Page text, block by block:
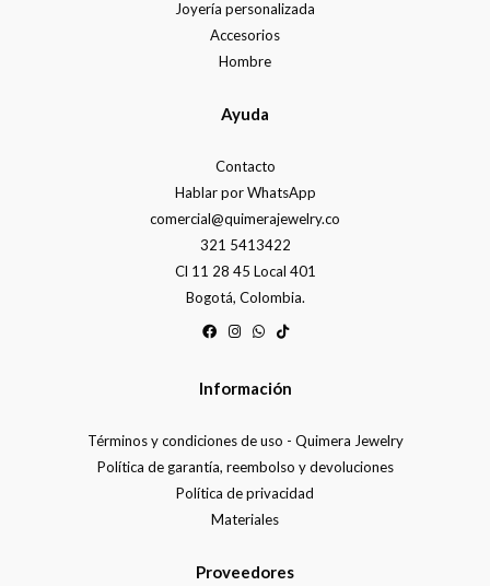
Joyería personalizada
Accesorios
Hombre
Ayuda
Contacto
Hablar por WhatsApp
comercial@quimerajewelry.co
321 5413422
Cl 11 28 45 Local 401
Bogotá, Colombia.
Información
Términos y condiciones de uso - Quimera Jewelry
Política de garantía, reembolso y devoluciones
Política de privacidad
Materiales
Proveedores